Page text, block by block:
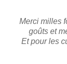
Merci milles
goûts et
Et pour les